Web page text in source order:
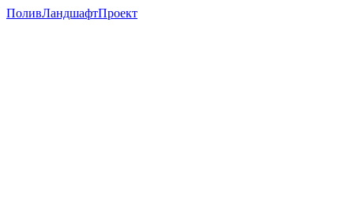
ПоливЛандшафтПроект